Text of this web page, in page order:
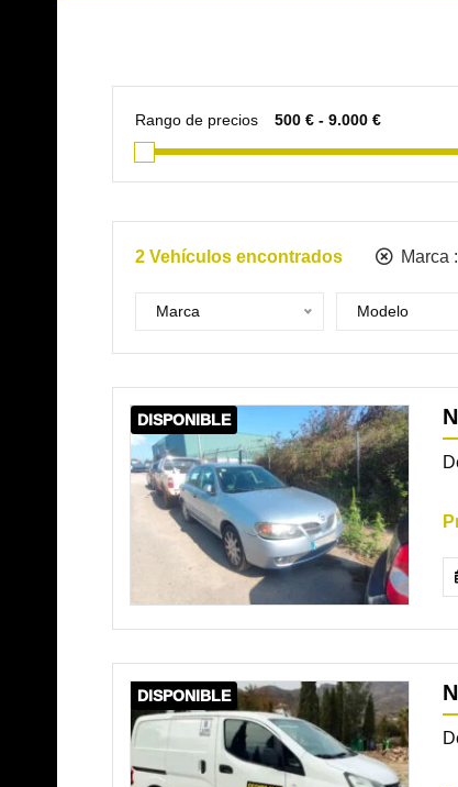
Rango de precios
2 Vehículos encontrados Marca :
Marca Modelo
DISPONIBLE
DISPONIBLE